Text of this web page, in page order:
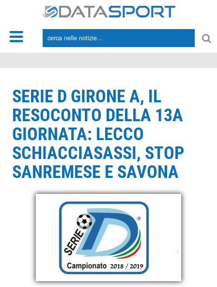
SERIE D GIRONE A, IL
RESOCONTO DELLA 13A
GIORNATA: LECCO
SCHIACCIASASSI, STOP
SANREMESE E SAVONA